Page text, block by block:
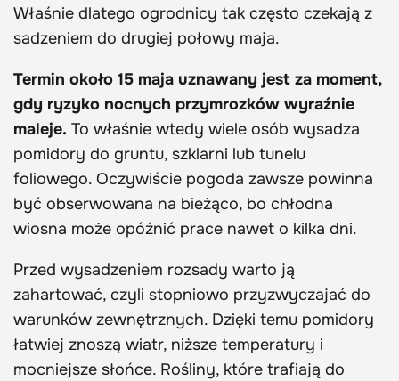
Właśnie dlatego ogrodnicy tak często czekają z
sadzeniem do drugiej połowy maja.
Termin około 15 maja uznawany jest za moment,
gdy ryzyko nocnych przymrozków wyraźnie
maleje. To właśnie wtedy wiele osób wysadza
pomidory do gruntu, szklarni lub tunelu
foliowego. Oczywiście pogoda zawsze powinna
być obserwowana na bieżąco, bo chłodna
wiosna może opóźnić prace nawet o kilka dni.
Przed wysadzeniem rozsady warto ją
zahartować, czyli stopniowo przyzwyczajać do
warunków zewnętrznych. Dzięki temu pomidory
łatwiej znoszą wiatr, niższe temperatury i
mocniejsze słońce. Rośliny, które trafiają do